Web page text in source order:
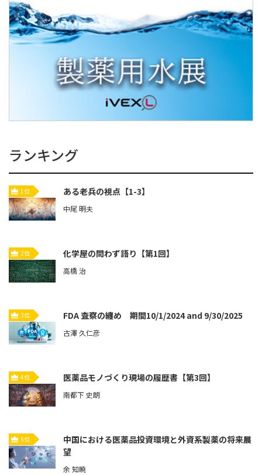
ランキング
1位 ある老兵の視点【1-3】
中尾 明夫
2位 化学屋の問わず語り【第1回】
高橋 治
3位 FDA 査察の纏め 期間10/1/2024 and 9/30/2025
古澤 久仁彦
4位 医薬品モノづくり現場の履歴書【第3回】
南都下 史朗
5位
中国における医薬品投資環境と外資系製薬の将来展
望
余 知暁